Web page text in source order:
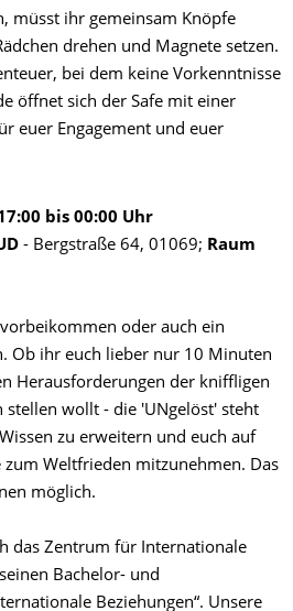
müsst ihr gemeinsam Knöpfe
drehen und Magnete setzen.
bei dem keine Vorkenntnisse
öffnet sich der Safe mit einer
euer Engagement und euer
bis 00:00 Uhr
- Bergstraße 64, 01069; Raum
oder auch ein
Ob ihr euch lieber nur 10 Minuten
Herausforderungen der kniffligen
stellen wollt - die 'UNgelöst' steht
zu erweitern und euch auf
zum Weltfrieden mitzunehmen. Das
möglich.
das Zentrum für Internationale
Bachelor- und
Beziehungen“. Unsere